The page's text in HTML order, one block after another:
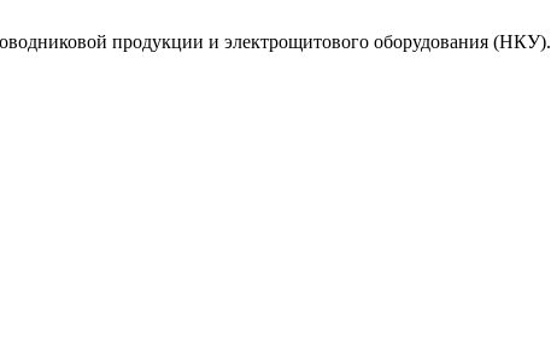
продукции и электрощитового оборудования (НКУ).